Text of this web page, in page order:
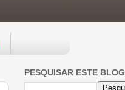
PESQUISAR ESTE BLOG